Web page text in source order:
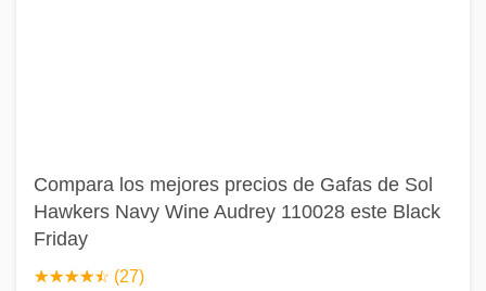
Compara los mejores precios de Gafas de Sol
Hawkers Navy Wine Audrey 110028 este Black
Friday
☆☆☆☆☆
★★★★★ (27)